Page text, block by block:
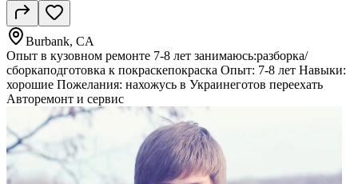
Burbank, CA
Опыт в кузовном ремонте 7-8 лет занимаюсь:разборка/
сборкаподготовка к покраскепокраска Опыт: 7-8 лет Навыки:
хорошие Пожелания: нахожусь в Украинеготов переехать
Авторемонт и cервис